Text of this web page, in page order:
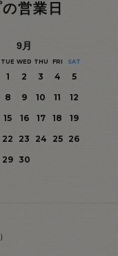
営業日
9月
TUE WED THU FRI SAT
1 2 3 4
5
8 9 10 11
12
15 16 17 18
19
22 23 24 25
26
29 30